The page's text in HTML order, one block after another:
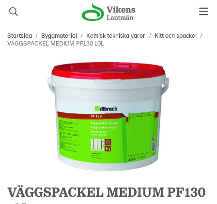
Startsida / Byggmaterial / Kemisk tekniska varor / Kitt och spackel /
VÄGGSPACKEL MEDIUM PF130 10L
VÄGGSPACKEL MEDIUM PF130